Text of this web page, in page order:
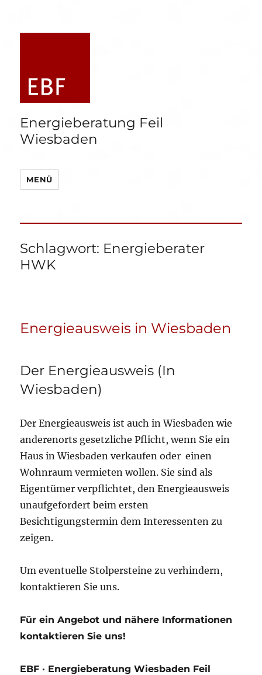
Energieberatung Feil
Wiesbaden
MENÜ
Schlagwort: Energieberater
HWK
Energieausweis in Wiesbaden
Der Energieausweis (In
Wiesbaden)
Der Energieausweis ist auch in Wiesbaden wie
anderenorts gesetzliche Pflicht, wenn Sie ein
Haus in Wiesbaden verkaufen oder einen
Wohnraum vermieten wollen. Sie sind als
Eigentümer verpflichtet, den Energieausweis
unaufgefordert beim ersten
Besichtigungstermin dem Interessenten zu
zeigen.
Um eventuelle Stolpersteine zu verhindern,
kontaktieren Sie uns.
Für ein Angebot und nähere Informationen
kontaktieren Sie uns!
EBF · Energieberatung Wiesbaden Feil